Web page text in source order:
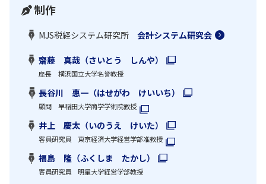
制作
MJS税経システム研究所 会計システム研究会
齋藤 真哉（さいとう しんや）
座長 横浜国立大学名誉教授
長谷川 惠一（はせがわ けいいち）
顧問 早稲田大学商学学術院教授
井上 慶太（いのうえ けいた）
客員研究員 東京経済大学経営学部准教授
福島 隆（ふくしま たかし）
客員研究員 明星大学経営学部教授